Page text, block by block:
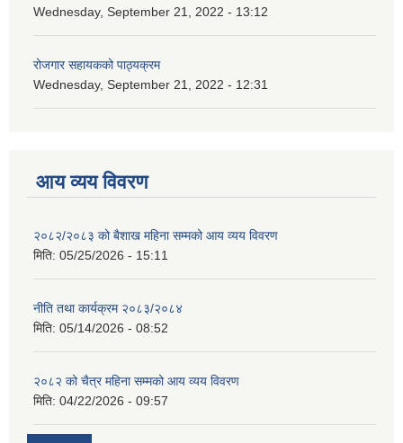
Wednesday, September 21, 2022 - 13:12
रोजगार सहायकको पाठ्यक्रम
Wednesday, September 21, 2022 - 12:31
आय व्यय विवरण
२०८२/२०८३ को बैशाख महिना सम्मको आय व्यय विवरण
मिति: 05/25/2026 - 15:11
नीति तथा कार्यक्रम २०८३/२०८४
मिति: 05/14/2026 - 08:52
२०८२ को चैत्र महिना सम्मको आय व्यय विवरण
मिति: 04/22/2026 - 09:57